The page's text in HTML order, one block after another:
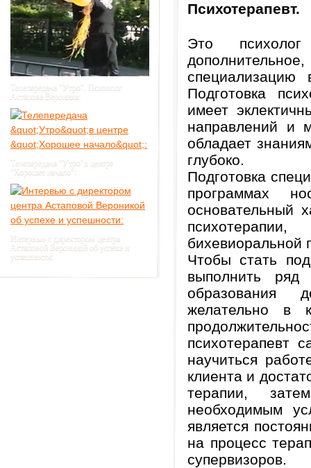
Телепередача "Утро". Психолог
Астапова Вероника:
Телепередача "Утро"в центре
"Хорошее начало":
Интервью с директором центра
Астаповой Вероникой об успехе и
успешности:
Психотерапевт.
Это
специализацию
Подготовка
имеет
направлений и
обладает
глубоко.
Подготовка
программах
основательный
бихевиоральной
Чтобы стать
выполнить ряд
образования
желательно в
психотерапевт
научиться
клиента и
терапии,
необходимым
является
на процесс
супервизоров.